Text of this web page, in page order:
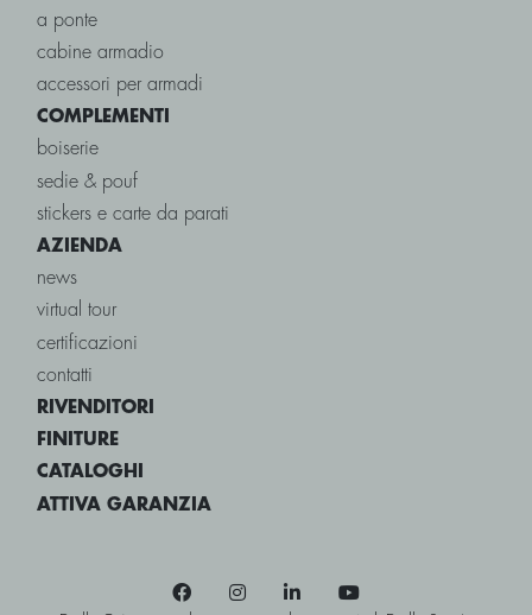
a ponte
cabine armadio
accessori per armadi
COMPLEMENTI
boiserie
sedie & pouf
stickers e carte da parati
AZIENDA
news
virtual tour
certificazioni
contatti
RIVENDITORI
FINITURE
CATALOGHI
ATTIVA GARANZIA